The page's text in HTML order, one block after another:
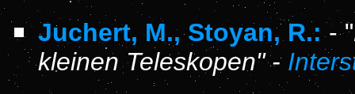
Juchert, M., Stoyan, R.:- "
kleinen Teleskopen" -